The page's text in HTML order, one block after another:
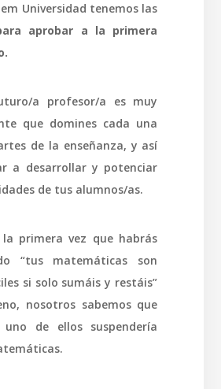
Universidad tenemos las
aprobar a la primera
a profesor/a es muy
que domines cada una
de la enseñanza, y así
a desarrollar y potenciar
de tus alumnos/as.
primera vez que habrás
“tus matemáticas son
si solo sumáis y restáis”
nosotros sabemos que
de ellos suspendería